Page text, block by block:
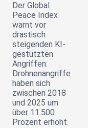
Der Global
Peace Index
warnt vor
drastisch
steigenden KI-
gestützten
Angriffen:
Drohnenangriffe
haben sich
zwischen 2018
und 2025 um
über 11.500
Prozent erhöht.